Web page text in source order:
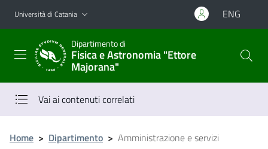
Vai al contenuto principale
Vai al menu di navigazione
Università di Catania ENG
Dipartimento di
Fisica e Astronomia "Ettore
Majorana"
Vai ai contenuti correlati
Home > Dipartimento > Amministrazione e servizi